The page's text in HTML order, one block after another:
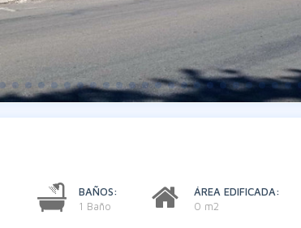
BAÑOS:
1 Baño
ÁREA EDIFICADA:
0 m2